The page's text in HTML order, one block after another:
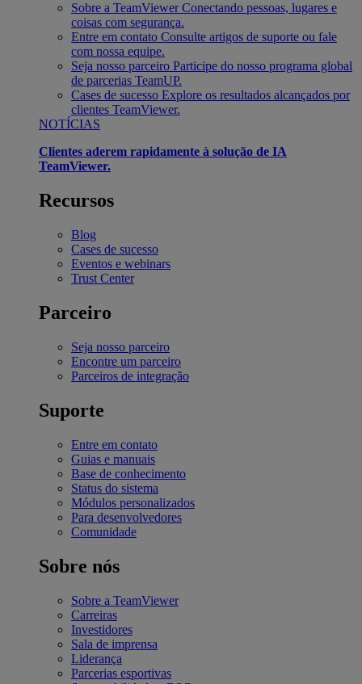
Sobre a TeamViewer Conectando pessoas, lugares e
coisas com segurança.
Entre em contato Consulte artigos de suporte ou fale
com nossa equipe.
Seja nosso parceiro Participe do nosso programa global
de parcerias TeamUP.
Cases de sucesso Explore os resultados alcançados por
clientes TeamViewer.
NOTÍCIAS
Clientes aderem rapidamente à solução de IA
TeamViewer.
Recursos
Blog
Cases de sucesso
Eventos e webinars
Trust Center
Parceiro
Seja nosso parceiro
Encontre um parceiro
Parceiros de integração
Suporte
Entre em contato
Guias e manuais
Base de conhecimento
Status do sistema
Módulos personalizados
Para desenvolvedores
Comunidade
Sobre nós
Sobre a TeamViewer
Carreiras
Investidores
Sala de imprensa
Liderança
Parcerias esportivas